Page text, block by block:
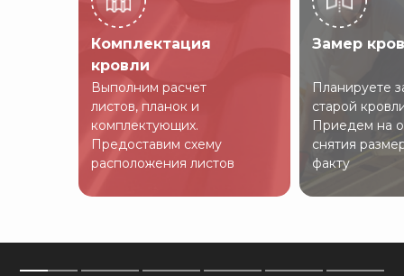
Комплектация
кровли
Выполним расчет
листов, планок и
комплектующих.
Предоставим схему
расположения листов
Замер
Планируете
старой
Приедем на
снятия
факту